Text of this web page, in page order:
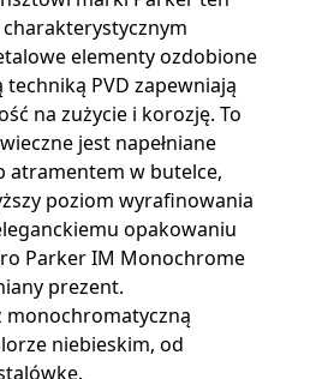
elementy ozdobione
techniką PVD zapewniają
na zużycie i korozję. To
jest napełniane
atramentem w butelce,
poziom wyrafinowania
opakowaniu
Parker IM Monochrome
prezent.
monochromatyczną
niebieskim, od